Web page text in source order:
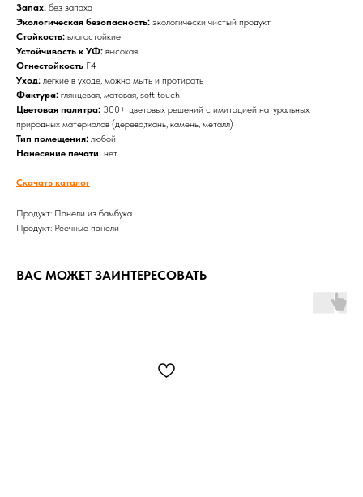
Запах: без запаха
Экологическая безопасность: экологически чистый продукт
Стойкость: влагостойкие
Устойчивость к УФ: высокая
Огнестойкость Г4
Уход: легкие в уходе, можно мыть и протирать
Фактура: глянцевая, матовая, soft touch
Цветовая палитра: 300+ цветовых решений с имитацией натуральных
природных материалов (дерево,ткань, камень, металл)
Тип помещения: любой
Нанесение печати: нет
Скачать каталог
Продукт: Панели из бамбука
Продукт: Реечные панели
ВАС МОЖЕТ ЗАИНТЕРЕСОВАТЬ